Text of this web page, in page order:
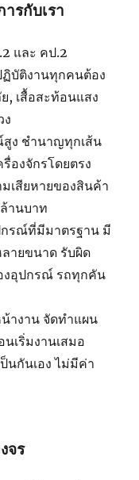
รกับเรา
และ คป.2
ฏิบัติงานทุกคนต้อง
, เสื้อสะท้อนแสง
ง ชำนาญทุกเส้น
องจักรโดยตรง
เสียหายของสินค้า
านบาท
รณ์ที่มีมาตรฐาน มี
ายขนาด รับผิด
งอุปกรณ์ รถทุกคัน
างาน จัดทำแผน
เริ่มงานเสมอ
นกันเอง ไม่มีค่า
จร